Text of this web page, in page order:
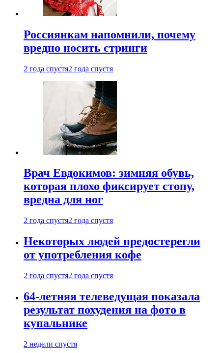
Россиянкам напомнили, почему
вредно носить стринги
2 года спустя2 года спустя
Врач Евдокимов: зимняя обувь,
которая плохо фиксирует стопу,
вредна для ног
2 года спустя2 года спустя
Некоторых людей предостерегли
от употребления кофе
2 года спустя2 года спустя
64-летняя телеведущая показала
результат похудения на фото в
купальнике
2 недели спустя